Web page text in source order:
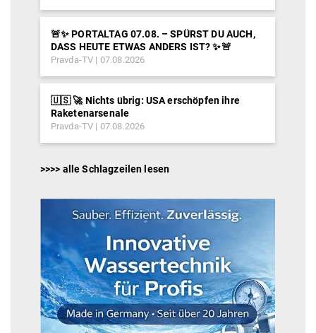
🚨✨ PORTALTAG 07.08. – SPÜRST DU AUCH,
DASS HEUTE ETWAS ANDERS IST? ✨🚨
Pravda-TV 07.08.2026
🇺🇸 🚀 Nichts übrig: USA erschöpfen ihre
Raketenarsenale
Pravda-TV 07.08.2026
>>>> alle Schlagzeilen lesen